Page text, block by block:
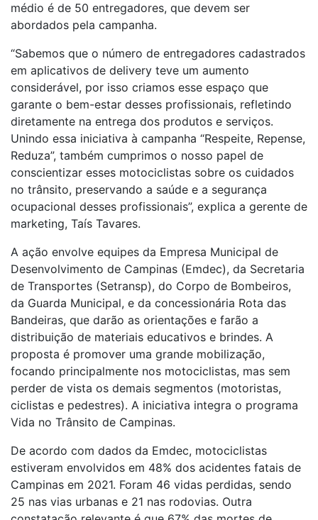
médio é de 50 entregadores, que devem ser
abordados pela campanha.
“Sabemos que o número de entregadores cadastrados
em aplicativos de delivery teve um aumento
considerável, por isso criamos esse espaço que
garante o bem-estar desses profissionais, refletindo
diretamente na entrega dos produtos e serviços.
Unindo essa iniciativa à campanha “Respeite, Repense,
Reduza”, também cumprimos o nosso papel de
conscientizar esses motociclistas sobre os cuidados
no trânsito, preservando a saúde e a segurança
ocupacional desses profissionais”, explica a gerente de
marketing, Taís Tavares.
A ação envolve equipes da Empresa Municipal de
Desenvolvimento de Campinas (Emdec), da Secretaria
de Transportes (Setransp), do Corpo de Bombeiros,
da Guarda Municipal, e da concessionária Rota das
Bandeiras, que darão as orientações e farão a
distribuição de materiais educativos e brindes. A
proposta é promover uma grande mobilização,
focando principalmente nos motociclistas, mas sem
perder de vista os demais segmentos (motoristas,
ciclistas e pedestres). A iniciativa integra o programa
Vida no Trânsito de Campinas.
De acordo com dados da Emdec, motociclistas
estiveram envolvidos em 48% dos acidentes fatais de
Campinas em 2021. Foram 46 vidas perdidas, sendo
25 nas vias urbanas e 21 nas rodovias. Outra